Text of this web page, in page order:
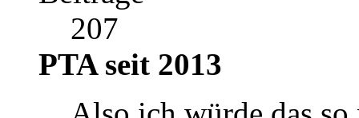
207
PTA seit 2013